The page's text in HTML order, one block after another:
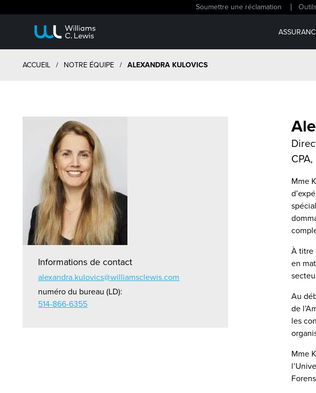
Soumettre une réclamation Outils
ACCUEIL / NOTRE ÉQUIPE / ALEXANDRA KULOVICS
Mme
À titre
en
Au
de
les
Mme
Informations de contact
alexandra.kulovics@williamsclewis.com
numéro du bureau (LD):
514-866-6355